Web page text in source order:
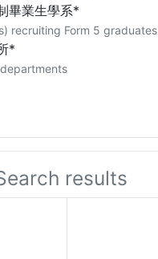
畢業生學系*
recruiting Form 5 graduates
*
results